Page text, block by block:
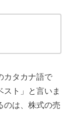
カタカナ語で
ト」と言いま
のは、株式の売